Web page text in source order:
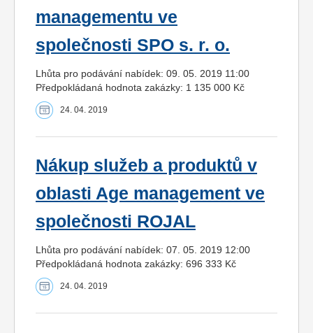
managementu ve
společnosti SPO s. r. o.
Lhůta pro podávání nabídek: 09. 05. 2019 11:00
Předpokládaná hodnota zakázky: 1 135 000 Kč
24. 04. 2019
Nákup služeb a produktů v
oblasti Age management ve
společnosti ROJAL
Lhůta pro podávání nabídek: 07. 05. 2019 12:00
Předpokládaná hodnota zakázky: 696 333 Kč
24. 04. 2019